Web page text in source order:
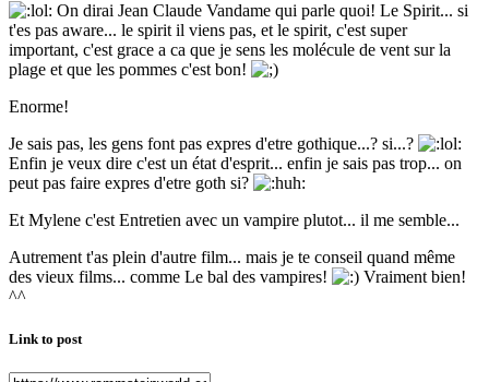
On dirai Jean Claude Vandame qui parle quoi! Le Spirit... si
t'es pas aware... le spirit il viens pas, et le spirit, c'est super
important, c'est grace a ca que je sens les molécule de vent sur la
plage et que les pommes c'est bon!
Enorme!
Je sais pas, les gens font pas expres d'etre gothique...? si...?
Enfin je veux dire c'est un état d'esprit... enfin je sais pas trop... on
peut pas faire expres d'etre goth si?
Et Mylene c'est Entretien avec un vampire plutot... il me semble...
Autrement t'as plein d'autre film... mais je te conseil quand même
des vieux films... comme Le bal des vampires!
Vraiment bien!
^^
Link to post